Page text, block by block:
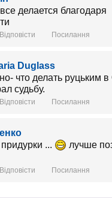
делается благодаря
Відповісти Посилання
Duglass
что делать руцьким
судьбу.
Відповісти Посилання
...
лучше
Відповісти Посилання